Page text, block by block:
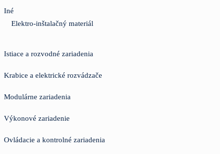
Iné
Elektro-inštalačný materiál
Istiace a rozvodné zariadenia
Krabice a elektrické rozvádzače
Modulárne zariadenia
Výkonové zariadenie
Ovládacie a kontrolné zariadenia